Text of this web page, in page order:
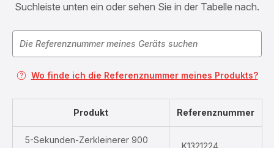
Suchleiste unten ein oder sehen Sie in der Tabelle nach.
Wo finde ich die Referenznummer meines Produkts?
Produkt Referenznummer
5-Sekunden-Zerkleinerer 900
K1321224